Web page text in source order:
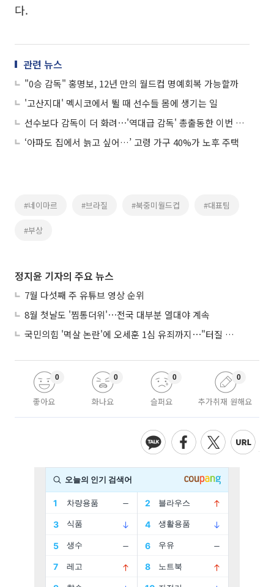
다.
관련 뉴스
"0승 감독" 홍명보, 12년 만의 월드컵 명예회복 가능할까
'고산지대' 멕시코에서 뛸 때 선수들 몸에 생기는 일
선수보다 감독이 더 화려⋯'역대급 감독' 총출동한 이번 월드컵
‘아파도 집에서 늙고 싶어…’ 고령 가구 40%가 노후 주택
#네이마르 #브라질 #북중미월드컵 #대표팀
#부상
정지윤 기자의 주요 뉴스
7월 다섯째 주 유튜브 영상 순위
8월 첫날도 '찜통더위'⋯전국 대부분 열대야 계속
국민의힘 '멱살 논란'에 오세훈 1심 유죄까지⋯"터질 게 터졌다"
좋아요
0
화나요
0
슬퍼요
0
추가취재 원해요
0